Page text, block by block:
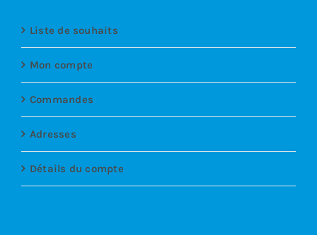
Liste de souhaits
Mon compte
Commandes
Adresses
Détails du compte